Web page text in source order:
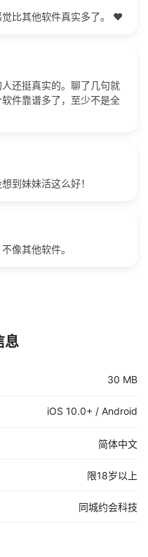
比其他软件真实多了。 ❤️
还挺真实的。聊了几句就
件靠谱多了，至少不是全
到妹妹活这么好！
像其他软件。
息
30 MB
iOS 10.0+ / Android
简体中文
限18岁以上
同城约会科技